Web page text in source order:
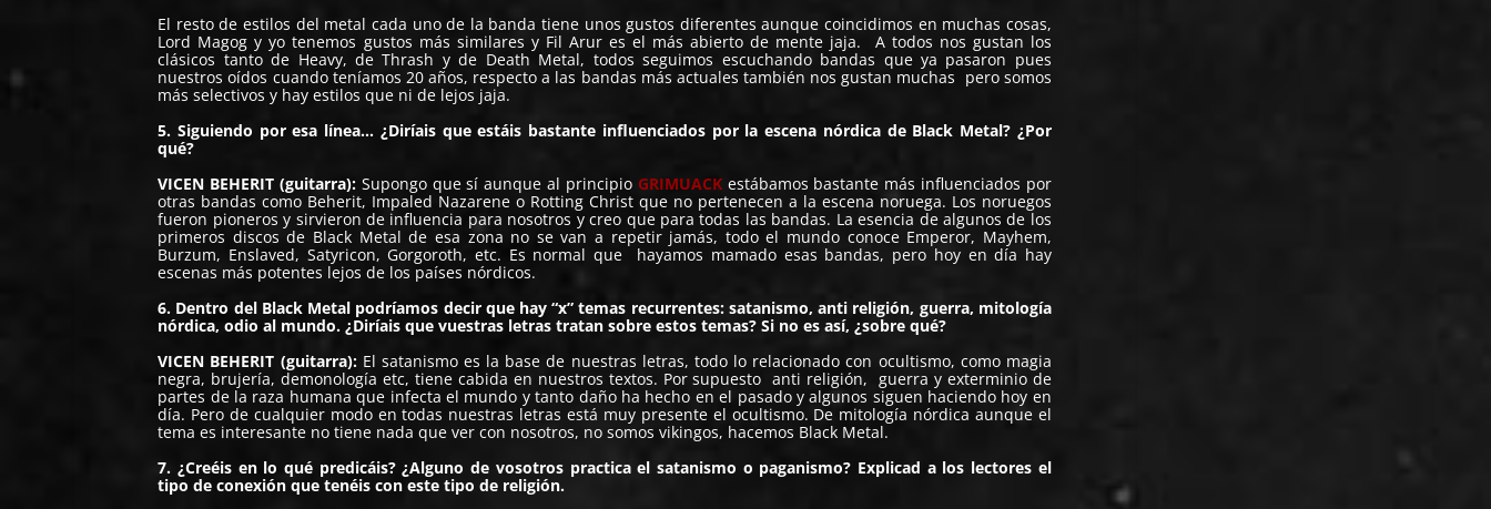
El resto de estilos del metal cada uno de la banda tiene unos gustos diferentes aunque coincidimos en muchas cosas,
Lord Magog y yo tenemos gustos más similares y Fil Arur es el más abierto de mente jaja. A todos nos gustan los
clásicos tanto de Heavy, de Thrash y de Death Metal, todos seguimos escuchando bandas que ya pasaron pues
nuestros oídos cuando teníamos 20 años, respecto a las bandas más actuales también nos gustan muchas pero somos
más selectivos y hay estilos que ni de lejos jaja.
5. Siguiendo por esa línea… ¿Diríais que estáis bastante influenciados por la escena nórdica de Black Metal? ¿Por
qué?
VICEN BEHERIT (guitarra):Supongo que sí aunque al principio GRIMUACKestábamos bastante más influenciados por
otras bandas como Beherit, Impaled Nazarene o Rotting Christ que no pertenecen a la escena noruega. Los noruegos
fueron pioneros y sirvieron de influencia para nosotros y creo que para todas las bandas. La esencia de algunos de los
primeros discos de Black Metal de esa zona no se van a repetir jamás, todo el mundo conoce Emperor, Mayhem,
Burzum, Enslaved, Satyricon, Gorgoroth, etc. Es normal que hayamos mamado esas bandas, pero hoy en día hay
escenas más potentes lejos de los países nórdicos.
6. Dentro del Black Metal podríamos decir que hay “x” temas recurrentes: satanismo, anti religión, guerra, mitología
nórdica, odio al mundo. ¿Diríais que vuestras letras tratan sobre estos temas? Si no es así, ¿sobre qué?
VICEN BEHERIT (guitarra):El satanismo es la base de nuestras letras, todo lo relacionado con ocultismo, como magia
negra, brujería, demonología etc, tiene cabida en nuestros textos. Por supuesto anti religión, guerra y exterminio de
partes de la raza humana que infecta el mundo y tanto daño ha hecho en el pasado y algunos siguen haciendo hoy en
día. Pero de cualquier modo en todas nuestras letras está muy presente el ocultismo. De mitología nórdica aunque el
tema es interesante no tiene nada que ver con nosotros, no somos vikingos, hacemos Black Metal.
7. ¿Creéis en lo qué predicáis? ¿Alguno de vosotros practica el satanismo o paganismo? Explicad a los lectores el
tipo de conexión que tenéis con este tipo de religión.